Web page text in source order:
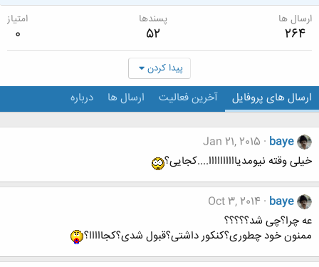
ارسال ها
264
پسندها
52
امتیاز
0
پیدا کردن
ارسال های پروفایل آخرین فعالیت ارسال ها درباره
baye
Jan 21, 2015
خیلی وقته نیومدیاااااااااا....کجایی؟
baye
Oct 3, 2014
عه چرا؟چی شد؟؟؟؟؟
ممنون خود چطوری؟کنکور داشتی؟قبول شدی؟کجااااا؟